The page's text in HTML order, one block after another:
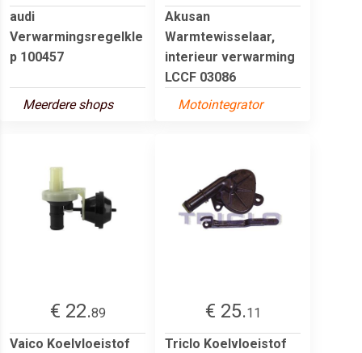
audi
Verwarmingsregelkle
p 100457
Meerdere shops
Akusan
Warmtewisselaar,
interieur verwarming
LCCF 03086
Motointegrator
€ 22.89
Vaico Koelvloeistof
€ 25.11
Triclo Koelvloeistof